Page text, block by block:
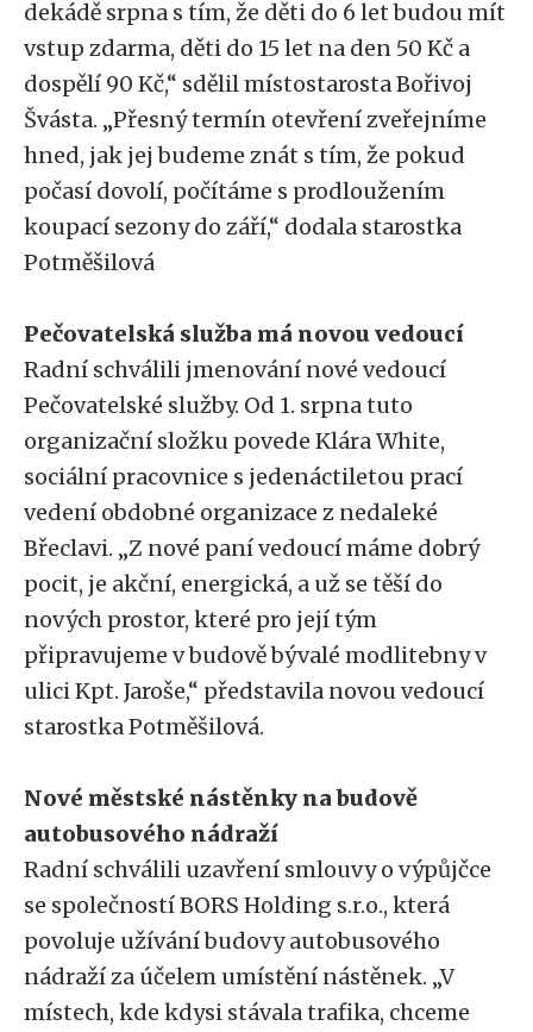
dekádě srpna s tím, že děti do 6 let budou mít
vstup zdarma, děti do 15 let na den 50 Kč a
dospělí 90 Kč,“ sdělil místostarosta Bořivoj
Švásta. „Přesný termín otevření zveřejníme
hned, jak jej budeme znát s tím, že pokud
počasí dovolí, počítáme s prodloužením
koupací sezony do září,“ dodala starostka
Potměšilová
Pečovatelská služba má novou vedoucí
Radní schválili jmenování nové vedoucí
Pečovatelské služby. Od 1. srpna tuto
organizační složku povede Klára White,
sociální pracovnice s jedenáctiletou prací
vedení obdobné organizace z nedaleké
Břeclavi. „Z nové paní vedoucí máme dobrý
pocit, je akční, energická, a už se těší do
nových prostor, které pro její tým
připravujeme v budově bývalé modlitebny v
ulici Kpt. Jaroše,“ představila novou vedoucí
starostka Potměšilová.
Nové městské nástěnky na budově
autobusového nádraží
Radní schválili uzavření smlouvy o výpůjčce
se společností BORS Holding s.r.o., která
povoluje užívání budovy autobusového
nádraží za účelem umístění nástěnek. „V
místech, kde kdysi stávala trafika, chceme